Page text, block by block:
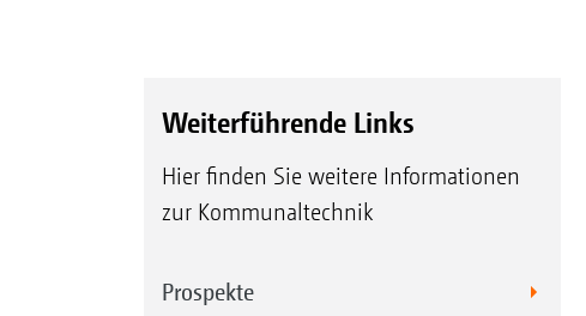
Weiterführende Links
Hier finden Sie weitere Informationen
zur Kommunaltechnik
Prospekte